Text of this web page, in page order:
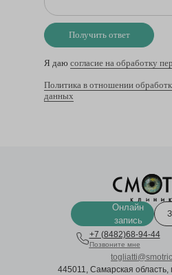
Получить ответ
Я даю согласие на обработку
Политика в отношении
данных
Онлайн
запись
+7 (8482)68-94-44
Позвоните мне
445011, Самарская область,